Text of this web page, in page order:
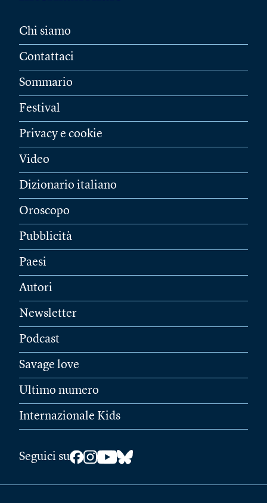
Chi siamo
Contattaci
Sommario
Festival
Privacy e cookie
Video
Dizionario italiano
Oroscopo
Pubblicità
Paesi
Autori
Newsletter
Podcast
Savage love
Ultimo numero
Internazionale Kids
Seguici su